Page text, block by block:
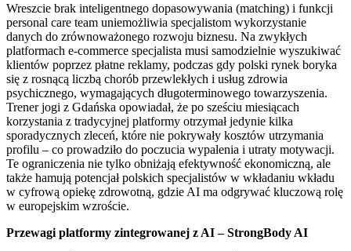
Wreszcie brak inteligentnego dopasowywania (matching) i funkcji
personal care team uniemożliwia specjalistom wykorzystanie
danych do zrównoważonego rozwoju biznesu. Na zwykłych
platformach e-commerce specjalista musi samodzielnie wyszukiwać
klientów poprzez płatne reklamy, podczas gdy polski rynek boryka
się z rosnącą liczbą chorób przewlekłych i usług zdrowia
psychicznego, wymagających długoterminowego towarzyszenia.
Trener jogi z Gdańska opowiadał, że po sześciu miesiącach
korzystania z tradycyjnej platformy otrzymał jedynie kilka
sporadycznych zleceń, które nie pokrywały kosztów utrzymania
profilu – co prowadziło do poczucia wypalenia i utraty motywacji.
Te ograniczenia nie tylko obniżają efektywność ekonomiczną, ale
także hamują potencjał polskich specjalistów w wkładaniu wkładu
w cyfrową opiekę zdrowotną, gdzie AI ma odgrywać kluczową rolę
w europejskim wzroście.
Przewagi platformy zintegrowanej z AI – StrongBody AI